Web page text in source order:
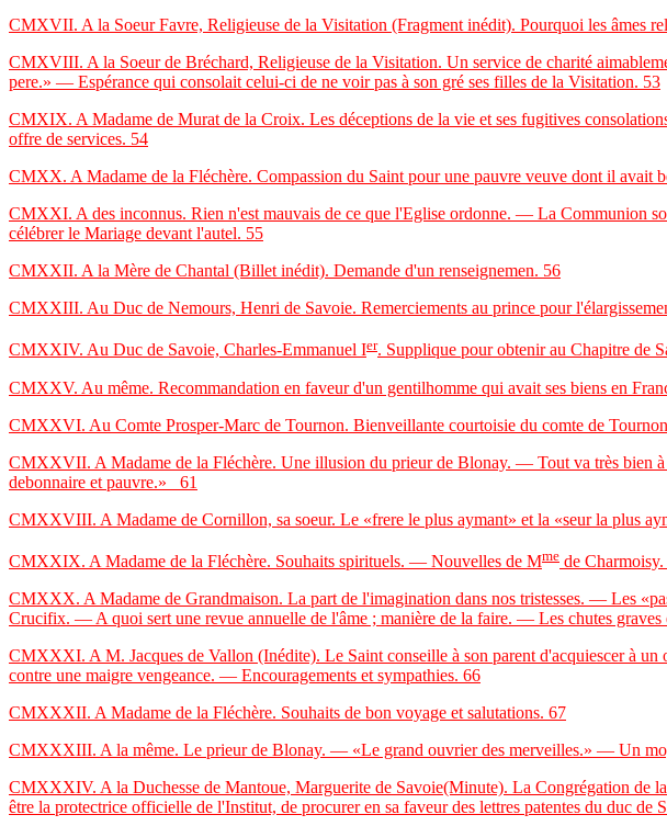
CMXVII. A la Soeur Favre, Religieuse de la Visitation (Fragment inédit). Pourquoi les âmes
CMXVIII. A la Soeur de Bréchard, Religieuse de la Visitation. Un service de charité
pere.» — Espérance qui consolait celui-ci de ne voir pas à son gré ses filles de la Visitation. 53
CMXIX. A Madame de Murat de la Croix. Les déceptions de la vie et ses fugitives
offre de services. 54
CMXX. A Madame de la Fléchère. Compassion du Saint pour une pauvre veuve dont il
CMXXI. A des inconnus. Rien n'est mauvais de ce que l'Eglise ordonne. — La Communion
célébrer le Mariage devant l'autel. 55
CMXXII. A la Mère de Chantal (Billet inédit). Demande d'un renseignemen. 56
CMXXIII. Au Duc de Nemours, Henri de Savoie. Remerciements au prince pour
CMXXIV. Au Duc de Savoie, Charles-Emmanuel Ier. Supplique pour obtenir au Chapitre de
CMXXV. Au même. Recommandation en faveur d'un gentilhomme qui avait ses biens en
CMXXVI. Au Comte Prosper-Marc de Tournon. Bienveillante courtoisie du comte de
CMXXVII. A Madame de la Fléchère. Une illusion du prieur de Blonay. — Tout va très
debonnaire et pauvre.»
61
CMXXVIII. A Madame de Cornillon, sa soeur. Le «frere le plus aymant» et la «seur la plus
CMXXIX. A Madame de la Fléchère. Souhaits spirituels. — Nouvelles de Mme de Charmoisy.
CMXXX. A Madame de Grandmaison. La part de l'imagination dans nos tristesses. — Les
Crucifix. — A quoi sert une revue annuelle de l'âme ; manière de la faire. — Les chutes graves
CMXXXI. A M. Jacques de Vallon (Inédite). Le Saint conseille à son parent d'acquiescer à
contre une maigre vengeance. — Encouragements et sympathies. 66
CMXXXII. A Madame de la Fléchère. Souhaits de bon voyage et salutations. 67
CMXXXIII. A la même. Le prieur de Blonay. — «Le grand ouvrier des merveilles.» — Un
CMXXXIV. A la Duchesse de Mantoue, Marguerite de Savoie(Minute). La Congrégation de
être la protectrice officielle de l'Institut, de procurer en sa faveur des lettres patentes du duc